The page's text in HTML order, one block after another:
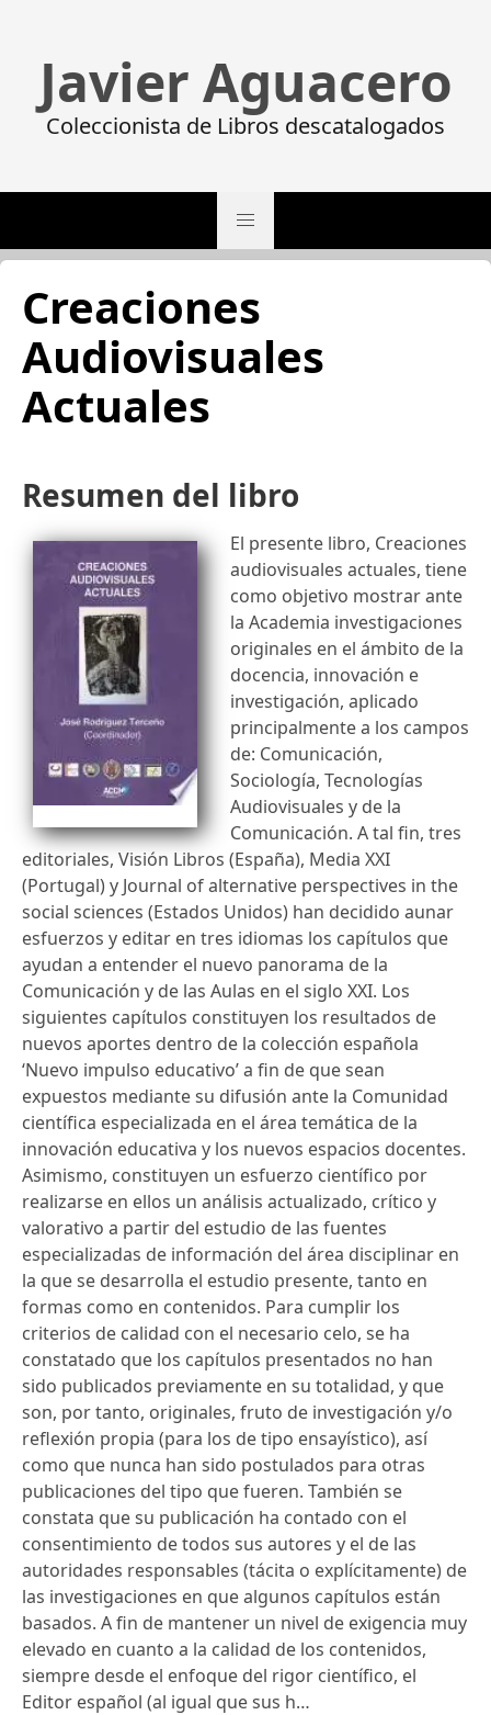
Javier Aguacero
Coleccionista de Libros descatalogados
Creaciones
Audiovisuales
Actuales
Resumen del libro
El presente libro, Creaciones
audiovisuales actuales, tiene
como objetivo mostrar ante
la Academia investigaciones
originales en el ámbito de la
docencia, innovación e
investigación, aplicado
principalmente a los campos
de: Comunicación,
Sociología, Tecnologías
Audiovisuales y de la
Comunicación. A tal fin, tres
editoriales, Visión Libros (España), Media XXI
(Portugal) y Journal of alternative perspectives in the
social sciences (Estados Unidos) han decidido aunar
esfuerzos y editar en tres idiomas los capítulos que
ayudan a entender el nuevo panorama de la
Comunicación y de las Aulas en el siglo XXI. Los
siguientes capítulos constituyen los resultados de
nuevos aportes dentro de la colección española
‘Nuevo impulso educativo’ a fin de que sean
expuestos mediante su difusión ante la Comunidad
científica especializada en el área temática de la
innovación educativa y los nuevos espacios docentes.
Asimismo, constituyen un esfuerzo científico por
realizarse en ellos un análisis actualizado, crítico y
valorativo a partir del estudio de las fuentes
especializadas de información del área disciplinar en
la que se desarrolla el estudio presente, tanto en
formas como en contenidos. Para cumplir los
criterios de calidad con el necesario celo, se ha
constatado que los capítulos presentados no han
sido publicados previamente en su totalidad, y que
son, por tanto, originales, fruto de investigación y/o
reflexión propia (para los de tipo ensayístico), así
como que nunca han sido postulados para otras
publicaciones del tipo que fueren. También se
constata que su publicación ha contado con el
consentimiento de todos sus autores y el de las
autoridades responsables (tácita o explícitamente) de
las investigaciones en que algunos capítulos están
basados. A fin de mantener un nivel de exigencia muy
elevado en cuanto a la calidad de los contenidos,
siempre desde el enfoque del rigor científico, el
Editor español (al igual que sus h…